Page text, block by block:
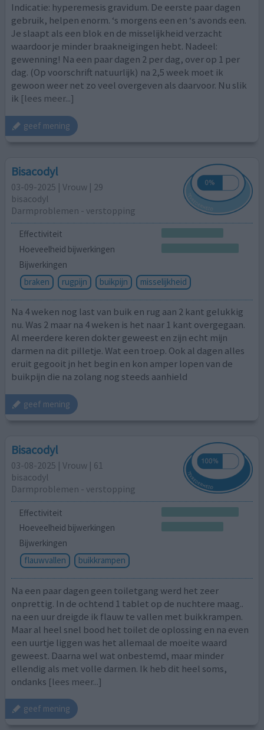
Indicatie: hyperemesis gravidum. De eerste paar dagen
gebruik, helpen enorm. ‘s morgens een en ‘s avonds een.
Je slaapt als een blok en de misselijkheid verzacht
waardoor je minder braakneigingen hebt. Nadeel:
gewenning! Na een paar dagen 2 per dag, over op 1 per
dag. (Op voorschrift natuurlijk) na 2,5 week moet ik
gewoon weer net zo veel overgeven als daarvoor. Nu slik
ik [lees meer...]
geef mening
Bisacodyl
03-09-2025 | Vrouw | 29
bisacodyl
Darmproblemen - verstopping
Effectiviteit
Hoeveelheid bijwerkingen
Bijwerkingen
braken
rugpijn buikpijn misselijkheid
Na 4 weken nog last van buik en rug aan 2 kant gelukkig
nu. Was 2 maar na 4 weken is het naar 1 kant overgegaan.
Al meerdere keren dokter geweest en zijn echt mijn
darmen na dit pilletje. Wat een troep. Ook al dagen alles
eruit gegooit jn het begin en kon amper lopen van de
buikpijn die na zolang nog steeds aanhield
geef mening
Bisacodyl
03-08-2025 | Vrouw | 61
bisacodyl
Darmproblemen - verstopping
Effectiviteit
Hoeveelheid bijwerkingen
Bijwerkingen
flauwvallen
buikkrampen
Na een paar dagen geen toiletgang werd het zeer
onprettig. In de ochtend 1 tablet op de nuchtere maag..
na een uur dreigde ik flauw te vallen met buikkrampen.
Maar al heel snel bood het toilet de oplossing en na even
een uurtje liggen was het allemaal de moeite waard
geweest. Daarna wel wat onbestemd, maar minder
ellendig als met volle darmen. Ik heb dit heel soms,
ondanks [lees meer...]
geef mening